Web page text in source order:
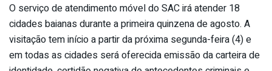
O serviço de atendimento móvel do SAC irá atender 18
cidades baianas durante a primeira quinzena de agosto. A
visitação tem início a partir da próxima segunda-feira (4) e
em todas as cidades será oferecida emissão da carteira de